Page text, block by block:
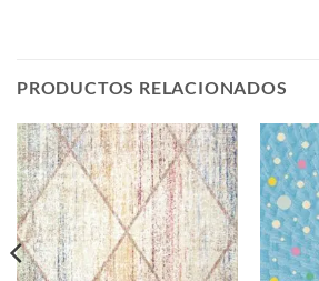
PRODUCTOS RELACIONADOS